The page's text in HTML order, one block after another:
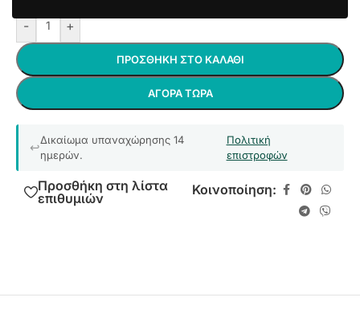
- +
ΠΡΟΣΘΉΚΗ ΣΤΟ ΚΑΛΆΘΙ
ΑΓΟΡΆ ΤΏΡΑ
Δικαίωμα υπαναχώρησης 14
ημερών.
Πολιτική
επιστροφών
Προσθήκη στη λίστα
επιθυμιών
Κοινοποίηση: